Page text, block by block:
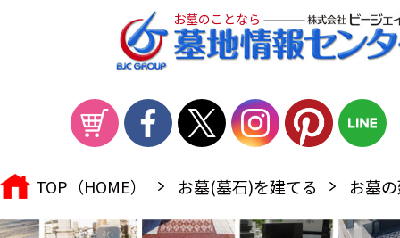
お墓のことなら
TOP（HOME） お墓(墓石)を建てる お墓